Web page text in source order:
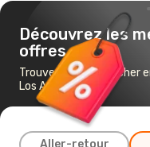
Découvrez les
offres
Trouvez un vol pas cher
Los Angeles
Aller-retour